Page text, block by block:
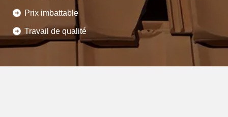
Prix imbattable
Travail de qualité